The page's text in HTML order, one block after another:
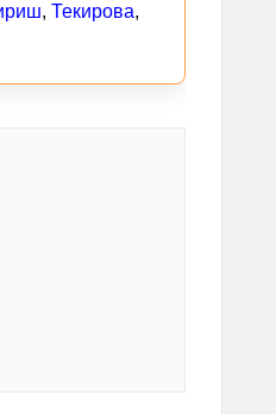
, Текирова,